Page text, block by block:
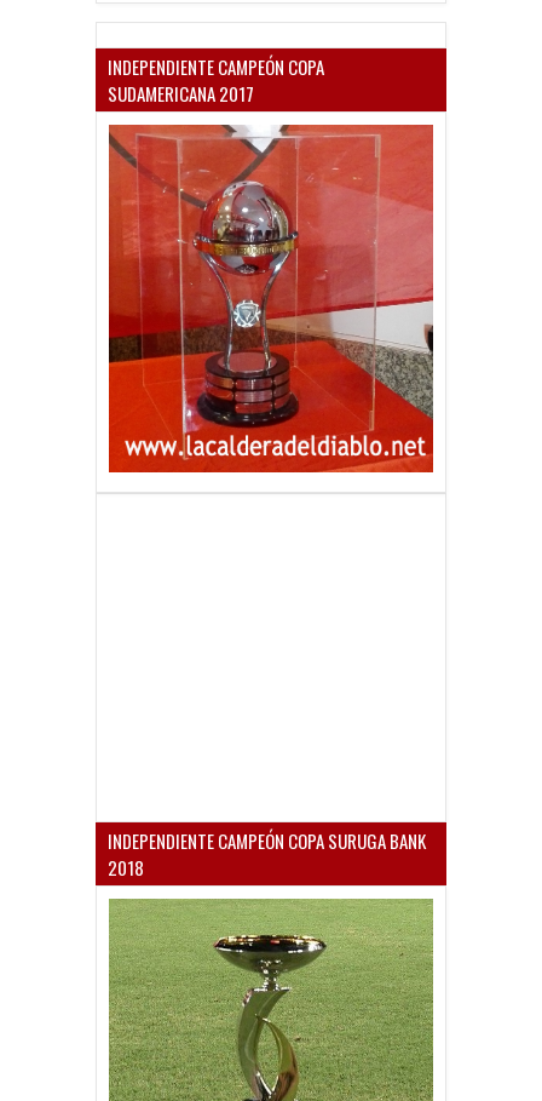
INDEPENDIENTE CAMPEÓN COPA
SUDAMERICANA 2017
INDEPENDIENTE CAMPEÓN COPA SURUGA BANK
2018